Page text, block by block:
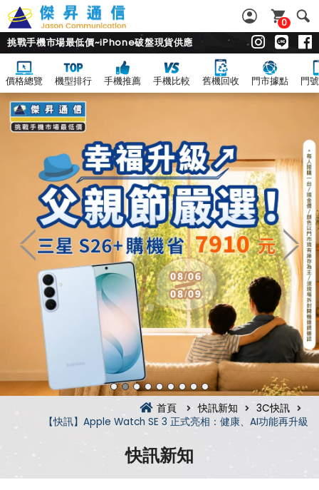
0
挑戰手機市場最低價~iPhone破盤現貨供應
價格總覽 機型排行 手機推薦 手機比較 舊機回收 門市據點 門
首頁 快訊新知
3C快訊
【快訊】Apple Watch SE 3 正式亮相：健康、AI功能再升級
快訊新知